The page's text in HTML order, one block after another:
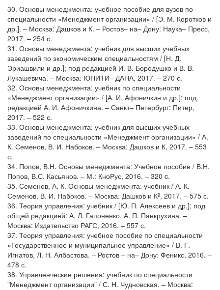
30. Основы менеджмента: учебное пособие для вузов по
специальности «Менеджмент организации» / [Э. М. Коротков и
др.]. – Москва: Дашков и К. – Ростов– на– Дону: Наука– Пресс,
2017. – 254 с.
31. Основы менеджмента: учебник для высших учебных
заведений по экономическим специальностям / [Н. Д.
Эриашвили и др.]; под редакцией И. В. Бородушко и В. В.
Лукашевича. – Москва: ЮНИТИ– ДАНА, 2017. – 270 с.
32. Основы менеджмента: учебник по специальности
«Менеджмент организации» / [А. И. Афоничкин и др.]; под
редакцией А. И. Афоничкина. – Санкт– Петербург: Питер,
2017. – 522 с.
33. Основы менеджмента: учебник для высших учебных
заведений по специальности «Менеджмент организации» / А.
К. Семенов, В. И. Набоков. – Москва: Дашков и К, 2017. – 553
с.
34. Попов, В.Н. Основы менеджмента: Учебное пособие / В.Н.
Попов, В.С. Касьянов. – М.: КноРус, 2016. – 320 c.
35. Семенов, А. К. Основы менеджмента: учебник / А. К.
Семенов, В. И. Набоков. – Москва: Дашков и Кº, 2017. – 575 с.
36. Теория управления: учебник / [Ю. П. Алексеев и др.]; под
общей редакцией: А. Л. Гапоненко, А. П. Панкрухина. –
Москва: Издательство РАГС, 2016. – 557 с.
37. Теория управления: учебное пособие по специальности
«Государственное и муниципальное управление» / В. Г.
Игнатов, Л. Н. Албастова. – Ростов – на– Дону: Феникс, 2016. –
478 с.
38. Управленческие решения: учебник по специальности
"Менеджмент организации" / С. Н. Чудновская. – Москва: